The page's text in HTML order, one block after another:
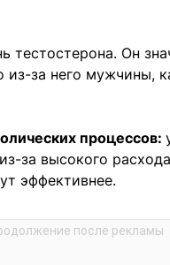
тестостерона. Он
за него мужчины,
процессов:
за высокого
эффективнее.